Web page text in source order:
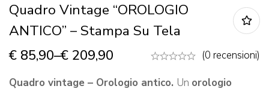
Quadro Vintage “OROLOGIO
ANTICO” – Stampa Su Tela
€ 85,90–€ 209,90
(0 recensioni)
Quadro vintage – Orologio antico. Un orologio